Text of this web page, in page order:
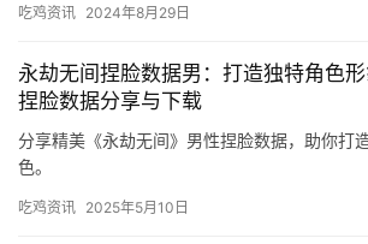
吃鸡资讯 2024年8月29日
永劫无间捏脸数据男：打造独特角色
捏脸数据分享与下载
分享精美《永劫无间》男性捏脸数据，助你打
色。
吃鸡资讯 2025年5月10日